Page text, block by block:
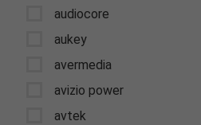
audiocore
aukey
avermedia
avizio power
avtek